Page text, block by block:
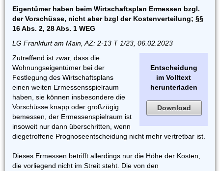
Eigentümer haben beim Wirtschaftsplan Ermessen bzgl.
der Vorschüsse, nicht aber bzgl der Kostenverteilung; §§
16 Abs. 2, 28 Abs. 1 WEG
LG Frankfurt am Main, AZ: 2-13 T 1/23, 06.02.2023
Entscheidung
im Volltext
herunterladen
Download
Zutreffend ist zwar, dass die
Wohnungseigentümer bei der
Festlegung des Wirtschaftsplans
einen weiten Ermessensspielraum
haben, sie können insbesondere die
Vorschüsse knapp oder großzügig
bemessen, der Ermessenspielraum ist
insoweit nur dann überschritten, wenn
diegetroffene Prognoseentscheidung nicht mehr vertretbar ist.
Dieses Ermessen betrifft allerdings nur die Höhe der Kosten,
die vorliegend nicht im Streit steht. Die von den